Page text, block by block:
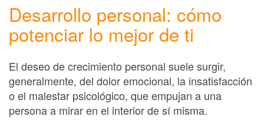
Desarrollo personal: cómo
potenciar lo mejor de ti
El deseo de crecimiento personal suele surgir,
generalmente, del dolor emocional, la insatisfacción
o el malestar psicológico, que empujan a una
persona a mirar en el interior de sí misma.